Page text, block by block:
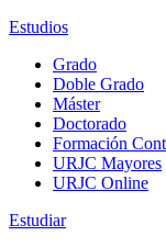
Estudios
Grado
Doble Grado
Máster
Doctorado
Formación
URJC Mayores
URJC Online
Estudiar